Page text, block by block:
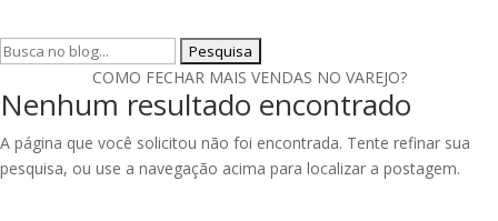
Pesquisar
COMO FECHAR MAIS VENDAS NO VAREJO?
Nenhum resultado encontrado
A página que você solicitou não foi encontrada. Tente refinar sua
pesquisa, ou use a navegação acima para localizar a postagem.